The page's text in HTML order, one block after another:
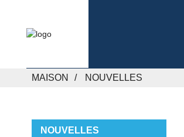
MAISON NOUVELLES
NOUVELLES